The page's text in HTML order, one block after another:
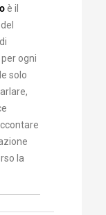
è il
ogni
solo
la